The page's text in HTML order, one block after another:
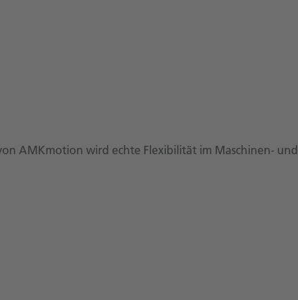
AMKmotion wird echte Flexibilität im Maschinen- und